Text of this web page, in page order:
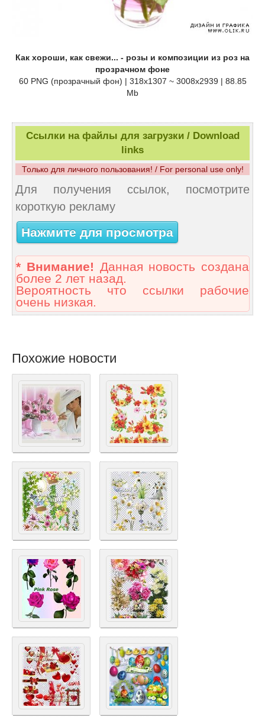
Как хороши, как свежи... - розы и композиции из роз на
прозрачном фоне
60 PNG (прозрачный фон) | 318х1307 ~ 3008х2939 | 88.85
Mb
Ссылки на файлы для загрузки / Download
links
Только для личного пользования! / For personal use only!
Для получения ссылок, посмотрите
короткую рекламу
Нажмите для просмотра
* Внимание! Данная новость создана
более 2 лет назад.
Вероятность что ссылки рабочие
очень низкая.
Похожие новости